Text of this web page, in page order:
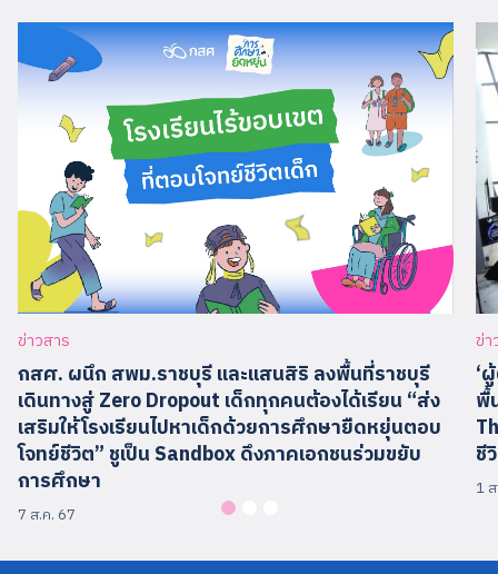
ข่าวสาร
กสศ. ผนึก สพม.ราชบุรี และแสนสิริ ลงพื้นที่ราชบุรี
เดินทางสู่ Zero Dropout เด็กทุกคนต้องได้เรียน “ส่ง
เสริมให้โรงเรียนไปหาเด็กด้วยการศึกษายืดหยุ่นตอบ
โจทย์ชีวิต” ชูเป็น Sandbox ดึงภาคเอกชนร่วมขยับ
การศึกษา
7 ส.ค. 67
ข่า
‘
พื้
ชี
1